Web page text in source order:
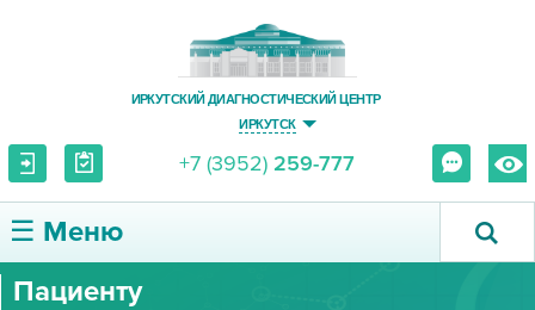
ИРКУТСКИЙ ДИАГНОСТИЧЕСКИЙ ЦЕНТР
ИРКУТСК
+7 (3952) 259-777
☰ Меню
О ЦЕНТРЕ
Пациенту